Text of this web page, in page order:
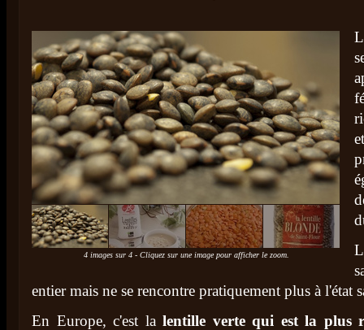
4 images sur 4 - Cliquez sur une image pour afficher le zoom.
entier mais ne se rencontre pratiquement plus à l'état
En Europe, c'est lalentille verte qui est la plus